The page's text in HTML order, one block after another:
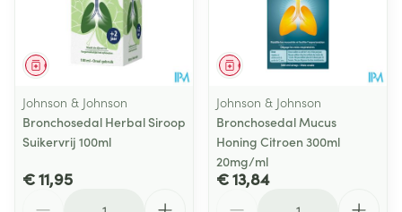
Geneesmiddel
Johnson & Johnson
Bronchosedal Herbal Siroop
Suikervrij 100ml
€ 11,95
Geneesmiddel
Johnson & Johnson
Bronchosedal Mucus
Honing Citroen 300ml
20mg/ml
€ 13,84